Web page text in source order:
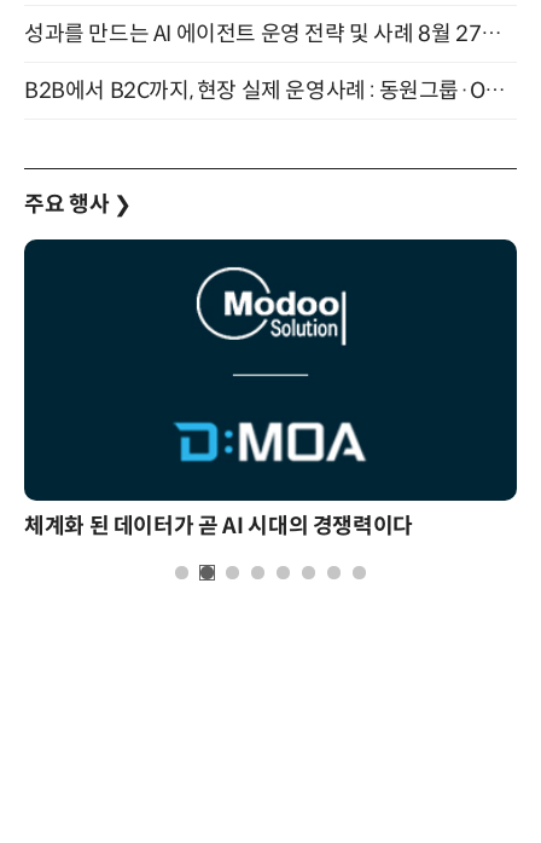
성과를 만드는 AI 에이전트 운영 전략 및 사례 8월 27일 개최
B2B에서 B2C까지, 현장 실제 운영사례 : 동원그룹·OCI·다이닝브랜즈그룹·당근 (8/27)
주요 행사 ❯
체계화 된 데이터가 곧 AI 시대의 경쟁력이다